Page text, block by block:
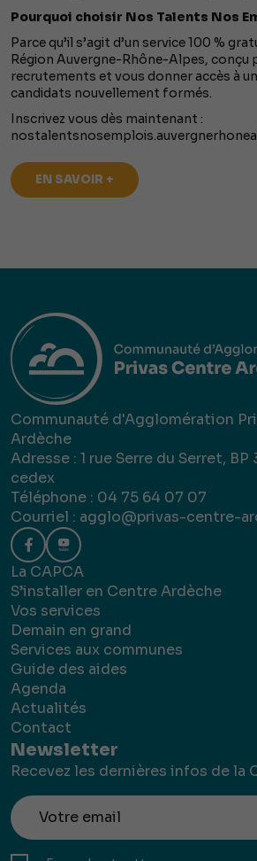
Pourquoi choisir Nos Talents Nos
Parce qu’il s’agit d’un service 100 %
Région Auvergne-Rhône-Alpes, conçu
recrutements et vous donner accès à
candidats nouvellement formés.
Inscrivez vous dès maintenant :
EN SAVOIR +
Communauté d'Agglomération
Ardèche
Adresse : 1 rue Serre du Serret,
cedex
Téléphone : 04 75 64 07 07
Courriel : agglo@privas-centre-
La CAPCA
S’installer en Centre Ardèche
Vos services
Demain en grand
Services aux communes
Guide des aides
Agenda
Actualités
Contact
Newsletter
Recevez les dernières infos de la